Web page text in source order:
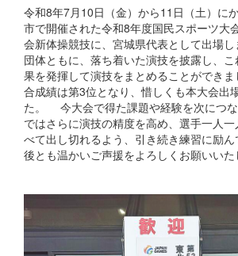
令和8年7月10日（金）から11日（土）に
市で開催された令和8年度国民スポーツ大
会新体操競技に、宮城県代表として出場
団体ともに、落ち着いた演技を披露し、
果を発揮して演技をまとめることができ
合成績は第3位となり、惜しくも本大会出
た。 今大会で得た課題や経験を次につ
ではさらに演技の精度を高め、選手一人
べて出し切れるよう、引き続き練習に励
後とも温かいご声援をよろしくお願いいた